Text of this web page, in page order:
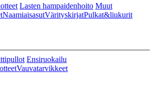
Lasten hampaidenhoito Muut
NaamiaisasutVärityskirjatPulkat&liukurit
Ensiruokailu
Vauvatarvikkeet